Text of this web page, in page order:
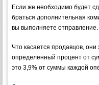
Если же необходимо будет
браться дополнительная
вы выполняете отправление.
Что касается продавцов,
определенный процент от
это 3,9% от суммы каждой